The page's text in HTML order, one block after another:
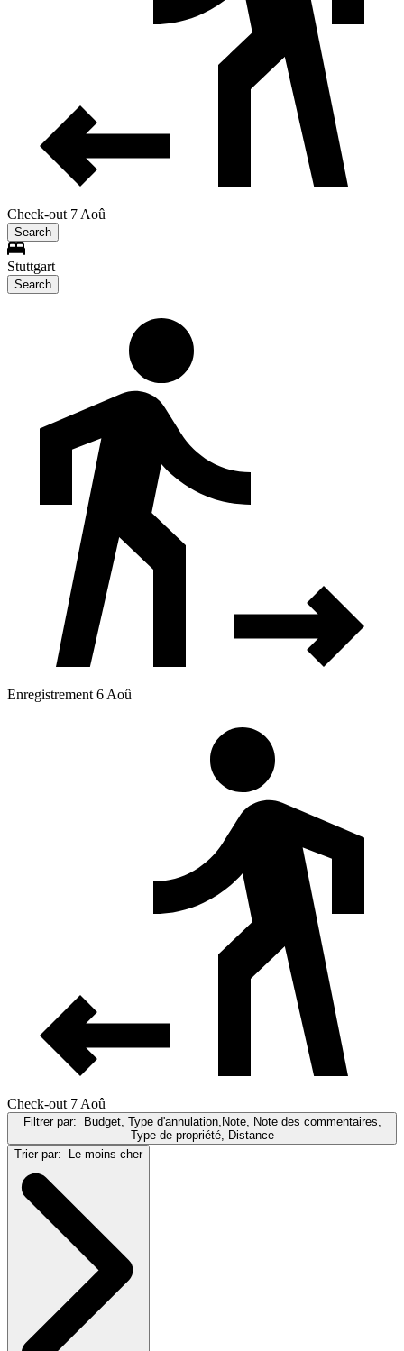
Check-out 7 Aoû
Search
Stuttgart
Search
Enregistrement 6 Aoû
Check-out 7 Aoû
Filtrer par: Budget, Type d'annulation,Note, Note des commentaires,
Type de propriété, Distance
Trier par: Le moins cher